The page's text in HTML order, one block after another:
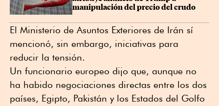
manipulación del precio del crudo
El Ministerio de Asuntos Exteriores de Irán sí
mencionó, ⁠sin embargo, iniciativas para
reducir la tensión.
Un funcionario europeo dijo que, aunque no
ha habido negociaciones directas entre los dos
países, Egipto, Pakistán y los Estados del Golfo